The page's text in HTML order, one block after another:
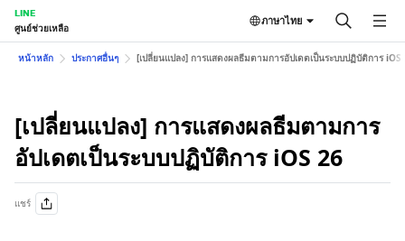
LINE
ศูนย์ช่วยเหลือ
ภาษาไทย
หน้าหลัก ประกาศอื่นๆ [เปลี่ยนแปลง] การแสดงผลธีมตามการอัปเดตเป็นระบบปฏิบัติการ iOS
[เปลี่ยนแปลง] การแสดงผลธีมตามการ
อัปเดตเป็นระบบปฏิบัติการ iOS 26
แชร์